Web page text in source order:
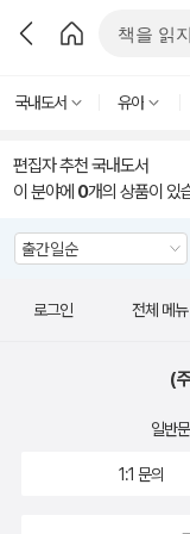
국내도서 유아
편집자 추천 국내도서
이 분야에 0개의 상품이 있
로그인 전체 메뉴
(
일반
1:1 문의